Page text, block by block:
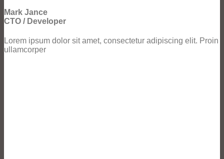
Mark Jance
CTO / Developer
Lorem ipsum dolor sit amet, consectetur adipiscing elit. Proin
ullamcorper